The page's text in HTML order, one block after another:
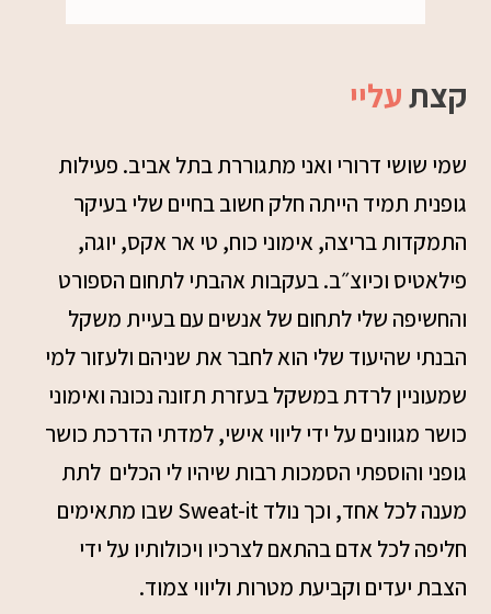
קצתעליי
שמי שושי דרורי ואני מתגוררת בתל אביב. פעילות
גופנית תמיד הייתה חלק חשוב בחיים שלי בעיקר
התמקדות בריצה, אימוני כוח, טי אר אקס, יוגה,
פילאטיס וכיוצ״ב. בעקבות אהבתי לתחום הספורט
והחשיפה שלי לתחום של אנשים עם בעיית משקל
הבנתי שהיעוד שלי הוא לחבר את שניהם ולעזור למי
שמעוניין לרדת במשקל בעזרת תזונה נכונה ואימוני
כושר מגוונים על ידי ליווי אישי, למדתי הדרכת כושר
גופני והוספתי הסמכות רבות שיהיו לי הכלים לתת
מענה לכל אחד, וכך נולדSweat-it שבו מתאימים
חליפה לכל אדם בהתאם לצרכיו ויכולותיו על ידי
הצבת יעדים וקביעת מטרות וליווי צמוד.